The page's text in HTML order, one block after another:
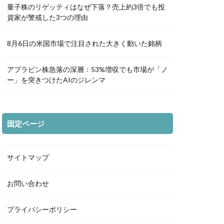
量子株のリゲッティはなぜ下落？売上約3倍でも投
資家が警戒した3つの理由
8月6日の米国市場で注目された大きく動いた銘柄
アプラビン株急落の深層：53%増収でも市場が「ノ
ー」を突きつけたAIのジレンマ
固定ページ
サイトマップ
お問い合わせ
プライバシーポリシー